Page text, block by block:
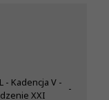
- Kadencja V -
XXI
-